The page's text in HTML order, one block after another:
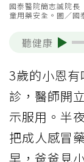
國泰醫院簡志誠院長
童用藥安全。圖／國
聽健康
3歲的小恩
診，醫師開
示服用。半
把成人感冒
早，爸爸見